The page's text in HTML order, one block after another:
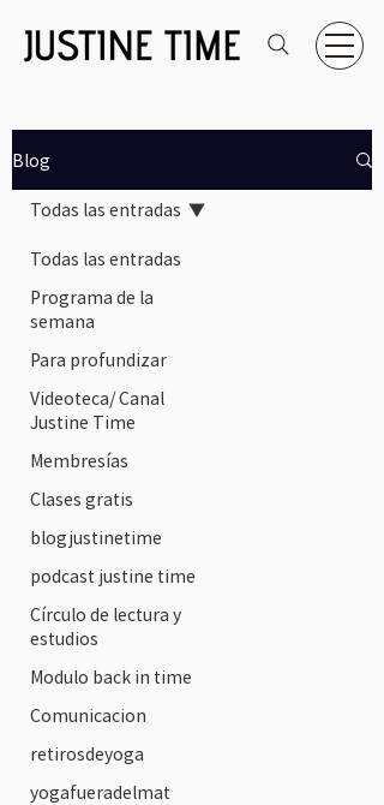
Blog
Todas las entradas
Programa de la
semana
Para profundizar
Videoteca/ Canal
Justine Time
Membresías
Clases gratis
blogjustinetime
podcast justine time
Círculo de lectura y
estudios
Modulo back in time
Comunicacion
retirosdeyoga
yogafueradelmat
Todas las entradas